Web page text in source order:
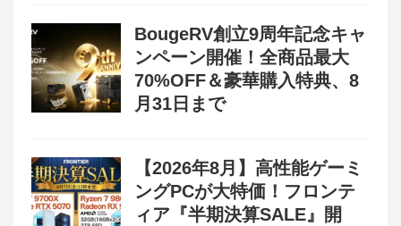
BougeRV創立9周年記念キャ
ンペーン開催！全商品最大
70%OFF＆豪華購入特典、8
月31日まで
【2026年8月】高性能ゲーミ
ングPCが大特価！フロンテ
ィア『半期決算SALE』開